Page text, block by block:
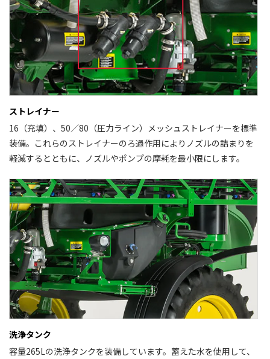
ストレイナー
16（充填）、50／80（圧力ライン）メッシュストレイナーを標準
装備。これらのストレイナーのろ過作用によりノズルの詰まりを
軽減するとともに、ノズルやポンプの摩耗を最小限にします。
洗浄タンク
容量265Lの洗浄タンクを装備しています。蓄えた水を使用して、